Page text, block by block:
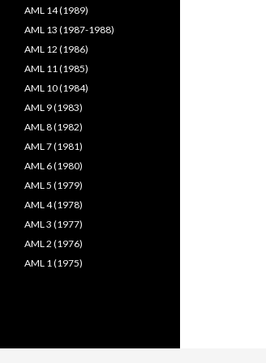
AML 14 (1989)
AML 13 (1987-1988)
AML 12 (1986)
AML 11 (1985)
AML 10 (1984)
AML 9 (1983)
AML 8 (1982)
AML 7 (1981)
AML 6 (1980)
AML 5 (1979)
AML 4 (1978)
AML 3 (1977)
AML 2 (1976)
AML 1 (1975)